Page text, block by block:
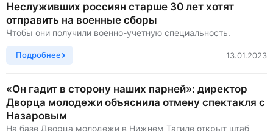
Неслуживших россиян старше 30 лет хотят
отправить на военные сборы
Чтобы они получили военно-учетную специальность.
Подробнее 13.01.2023
«Он гадит в сторону наших парней»: директор
Дворца молодежи объяснила отмену спектакля с
Назаровым
На базе Дворца молодежи в Нижнем Тагиле открыт штаб